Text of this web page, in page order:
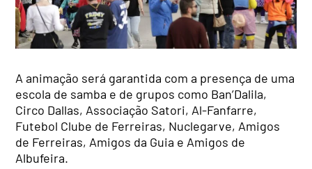
A animação será garantida com a presença de uma
escola de samba e de grupos como Ban’Dalila,
Circo Dallas, Associação Satori, Al-Fanfarre,
Futebol Clube de Ferreiras, Nuclegarve, Amigos
de Ferreiras, Amigos da Guia e Amigos de
Albufeira.